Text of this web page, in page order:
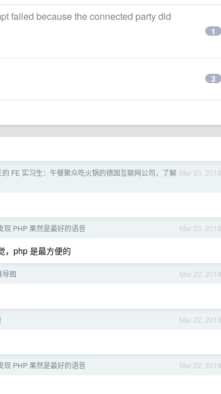
failed because the connected party did
1
3
Mar 23, 2018
FE 实习生：午餐聚众吃火锅的德国互联网公司，了解
Mar 23, 2018
现 PHP 果然是最好的语音
，php 是最方便的
Mar 22, 2018
图
Mar 22, 2018
Mar 22, 2018
现 PHP 果然是最好的语音